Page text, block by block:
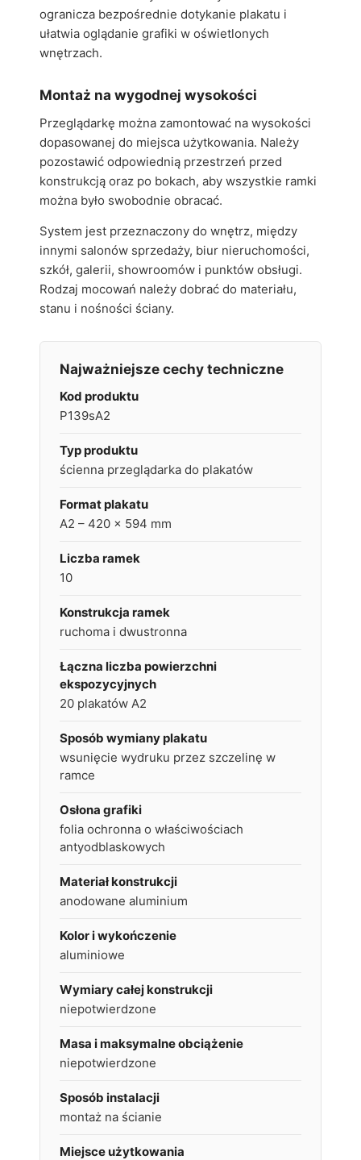
ogranicza bezpośrednie dotykanie plakatu i
ułatwia oglądanie grafiki w oświetlonych
wnętrzach.
Montaż na wygodnej wysokości
Przeglądarkę można zamontować na wysokości
dopasowanej do miejsca użytkowania. Należy
pozostawić odpowiednią przestrzeń przed
konstrukcją oraz po bokach, aby wszystkie ramki
można było swobodnie obracać.
System jest przeznaczony do wnętrz, między
innymi salonów sprzedaży, biur nieruchomości,
szkół, galerii, showroomów i punktów obsługi.
Rodzaj mocowań należy dobrać do materiału,
stanu i nośności ściany.
Najważniejsze cechy techniczne
Kod produktu
P139sA2
Typ produktu
ścienna przeglądarka do plakatów
Format plakatu
A2 – 420 × 594 mm
Liczba ramek
10
Konstrukcja ramek
ruchoma i dwustronna
Łączna liczba powierzchni
ekspozycyjnych
20 plakatów A2
Sposób wymiany plakatu
wsunięcie wydruku przez szczelinę w
ramce
Osłona grafiki
folia ochronna o właściwościach
antyodblaskowych
Materiał konstrukcji
anodowane aluminium
Kolor i wykończenie
aluminiowe
Wymiary całej konstrukcji
niepotwierdzone
Masa i maksymalne obciążenie
niepotwierdzone
Sposób instalacji
montaż na ścianie
Miejsce użytkowania